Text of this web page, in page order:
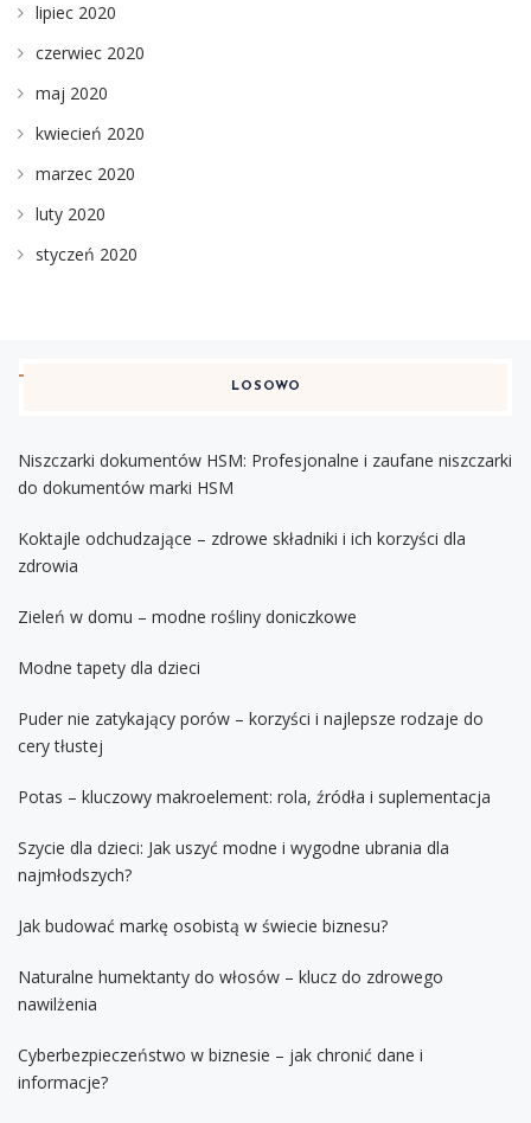
lipiec 2020
czerwiec 2020
maj 2020
kwiecień 2020
marzec 2020
luty 2020
styczeń 2020
LOSOWO
Niszczarki dokumentów HSM: Profesjonalne i zaufane niszczarki
do dokumentów marki HSM
Koktajle odchudzające – zdrowe składniki i ich korzyści dla
zdrowia
Zieleń w domu – modne rośliny doniczkowe
Modne tapety dla dzieci
Puder nie zatykający porów – korzyści i najlepsze rodzaje do
cery tłustej
Potas – kluczowy makroelement: rola, źródła i suplementacja
Szycie dla dzieci: Jak uszyć modne i wygodne ubrania dla
najmłodszych?
Jak budować markę osobistą w świecie biznesu?
Naturalne humektanty do włosów – klucz do zdrowego
nawilżenia
Cyberbezpieczeństwo w biznesie – jak chronić dane i
informacje?